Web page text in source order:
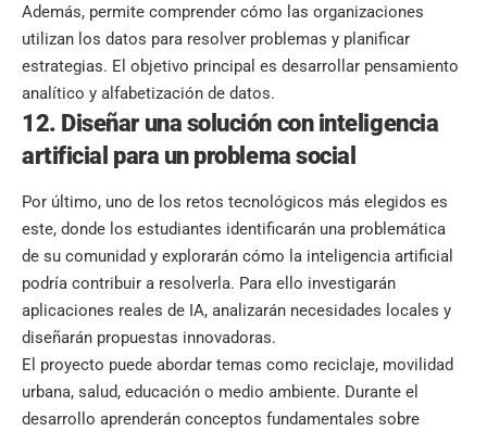
Además, permite comprender cómo las organizaciones
utilizan los datos para resolver problemas y planificar
estrategias. El objetivo principal es desarrollar pensamiento
analítico y alfabetización de datos.
12. Diseñar una solución con inteligencia
artificial para un problema social
Por último, uno de los retos tecnológicos más elegidos es
este, donde los estudiantes identificarán una problemática
de su comunidad y explorarán cómo la inteligencia artificial
podría contribuir a resolverla. Para ello investigarán
aplicaciones reales de IA, analizarán necesidades locales y
diseñarán propuestas innovadoras.
El proyecto puede abordar temas como reciclaje, movilidad
urbana, salud, educación o medio ambiente. Durante el
desarrollo aprenderán conceptos fundamentales sobre